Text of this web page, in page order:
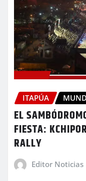
ITAPÚA
EL
FIESTA:
RALLY
Editor Noticias